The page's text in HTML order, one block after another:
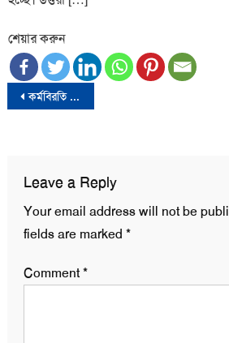
শেয়ার করুন
Post
কর্মবিরতি প্রত্যাহারের ঘোষণা পুলিশের, পরিবর্তন করা হবে পোশাক ও লোগো
Leave a Reply
Your email address will not be
fields are marked *
Comment*